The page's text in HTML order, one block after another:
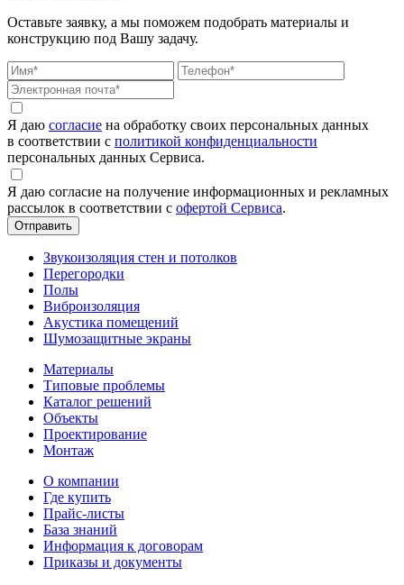
Оставьте заявку, а мы поможем подобрать материалы и
конструкцию под Вашу задачу.
Я даю согласие на обработку своих персональных данных
в соответствии с политикой конфиденциальности
персональных данных Сервиса.
Я даю согласие на получение информационных и рекламных
рассылок в соответствии с офертой Сервиса.
Звукоизоляция стен и потолков
Перегородки
Полы
Виброизоляция
Акустика помещений
Шумозащитные экраны
Материалы
Типовые проблемы
Каталог решений
Объекты
Проектирование
Монтаж
О компании
Где купить
Прайс-листы
База знаний
Информация к договорам
Приказы и документы